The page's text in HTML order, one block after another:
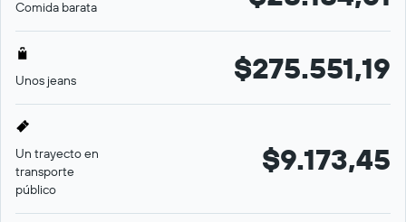
Comida barata
Unos jeans $275.551,19
Un trayecto en
transporte
público
$9.173,45